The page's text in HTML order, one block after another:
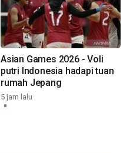
Asian Games 2026 - Voli
putri Indonesia hadapi tuan
rumah Jepang
5 jam lalu